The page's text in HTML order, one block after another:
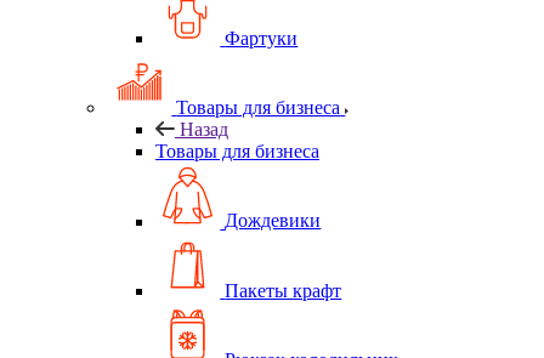
Фартуки
Товары для бизнеса
Назад
Товары для бизнеса
Дождевики
Пакеты крафт